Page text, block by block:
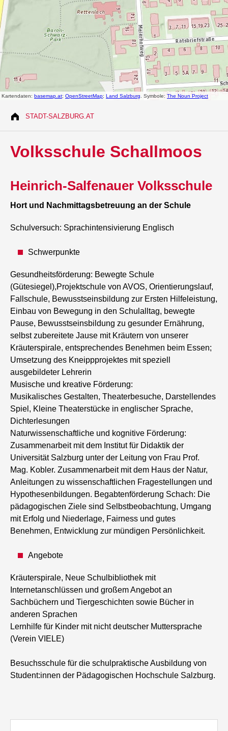
STADT-SALZBURG.AT
Volksschule Schallmoos
Heinrich-Salfenauer Volksschule
Hort und Nachmittagsbetreuung an der Schule
Schulversuch: Sprachintensivierung Englisch
Schwerpunkte
Gesundheitsförderung: Bewegte Schule
(Gütesiegel),Projektschule von AVOS, Orientierungslauf,
Fallschule, Bewusstseinsbildung zur Ersten Hilfeleistung,
Einbau von Bewegung in den Schulalltag, bewegte
Pause, Bewusstseinsbildung zu gesunder Ernährung,
selbst zubereitete Jause mit Kräutern von unserer
Kräuterspirale, entsprechendes Benehmen beim Essen;
Umsetzung des Kneippprojektes mit speziell
ausgebildeter Lehrerin
Musische und kreative Förderung:
Musikalisches Gestalten, Theaterbesuche, Darstellendes
Spiel, Kleine Theaterstücke in englischer Sprache,
Dichterlesungen
Naturwissenschaftliche und kognitive Förderung:
Zusammenarbeit mit dem Institut für Didaktik der
Universität Salzburg unter der Leitung von Frau Prof.
Mag. Kobler. Zusammenarbeit mit dem Haus der Natur,
Anleitungen zu wissenschaftlichen Fragestellungen und
Hypothesenbildungen. Begabtenförderung Schach: Die
pädagogischen Ziele sind Selbstbeobachtung, Umgang
mit Erfolg und Niederlage, Fairness und gutes
Benehmen, Entwicklung zur mündigen Persönlichkeit.
Angebote
Kräuterspirale, Neue Schulbibliothek mit
Internetanschlüssen und großem Angebot an
Sachbüchern und Tiergeschichten sowie Bücher in
anderen Sprachen
Lernhilfe für Kinder mit nicht deutscher Muttersprache
(Verein VIELE)
Besuchsschule für die schulpraktische Ausbildung von
Student:innen der Pädagogischen Hochschule Salzburg.